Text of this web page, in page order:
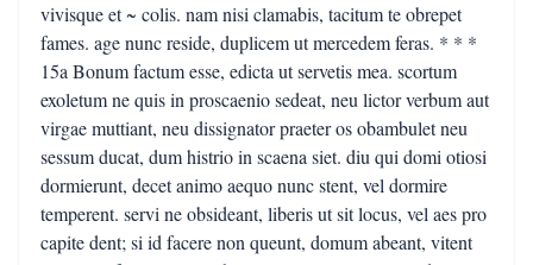
vivisque et ~ colis. nam nisi clamabis, tacitum te obrepet
fames. age nunc reside, duplicem ut mercedem feras. * * *
15a Bonum factum esse, edicta ut servetis mea. scortum
exoletum ne quis in proscaenio sedeat, neu lictor verbum aut
virgae muttiant, neu dissignator praeter os obambulet neu
sessum ducat, dum histrio in scaena siet. diu qui domi otiosi
dormierunt, decet animo aequo nunc stent, vel dormire
temperent. servi ne obsideant, liberis ut sit locus, vel aes pro
capite dent; si id facere non queunt, domum abeant, vitent